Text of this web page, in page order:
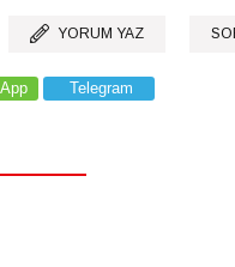
YORUM YAZ
Telegram